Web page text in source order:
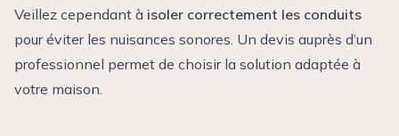
Veillez cependant à isoler correctement les conduits
pour éviter les nuisances sonores. Un devis auprès d’un
professionnel permet de choisir la solution adaptée à
votre maison.